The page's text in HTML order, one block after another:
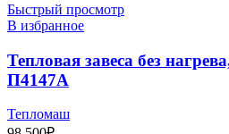
Быстрый просмотр
В избранное
Тепловая завеса без
П4147A
Тепломаш